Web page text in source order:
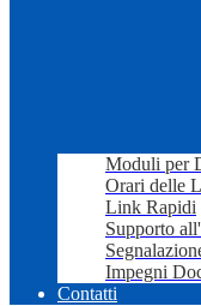
Moduli per
Orari delle
Link Rapidi
Supporto
Impegni
Contatti